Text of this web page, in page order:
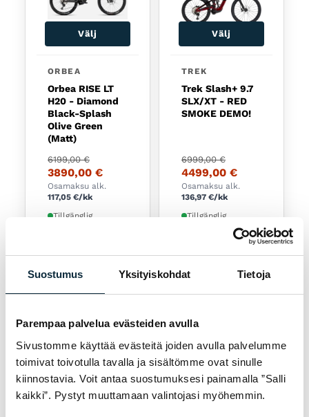
Suostumus Yksityiskohdat Tietoja
Parempaa palvelua evästeiden avulla
Sivustomme käyttää evästeitä joiden avulla palvelumme
toimivat toivotulla tavalla ja sisältömme ovat sinulle
kiinnostavia. Voit antaa suostumuksesi painamalla ”Salli
kaikki”. Pystyt muuttamaan valintojasi myöhemmin.
Välj
ORBEA
Orbea RISE LT
H20 - Diamond
Black-Splash
Olive Green
(Matt)
6199,00€
Det ursprungliga priset var: 6199,00 €.
3890,00 €
Det nuvarande priset är: 3890,00 €.
Osamaksu alk.
117,05 €/kk
Tillgänglig
Välj
TREK
Trek Slash+ 9.7
SLX/XT - RED
SMOKE DEMO!
6999,00€
Det ursprungliga
4499,00 €
Det nuvarande priset
Osamaksu alk.
136,97 €/kk
Tillgänglig
AMFLOW
−17 %
Den här produkten har
HEPHA-CYKLAR